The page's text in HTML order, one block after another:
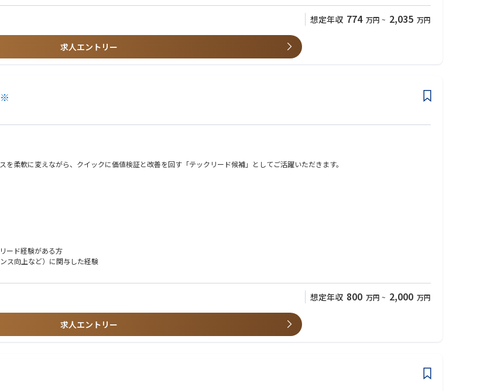
できます。
クトを与えることができます。
験
想定年収 774 万円 ~ 2,035 万円
求人エントリー
※
柔軟に変えながら、クイックに価値検証と改善を回す「テックリード候補」としてご活躍いただきます。
等によるプロダクト品質の担保
適切な技術方針を策定
す※
ドサービス基盤の設計
グローバル基盤構築
のDB基盤構築
アルタイム連携構築
ード経験がある方
ス向上など）に関与した経験
どちらか強みがある領域での経験があれば可）
想定年収 800 万円 ~ 2,000 万円
求人エントリー